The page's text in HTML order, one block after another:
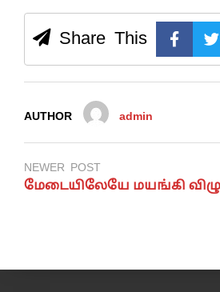
Share This
AUTHOR admin
NEWER POST
மேடையிலேயே மயங்கி